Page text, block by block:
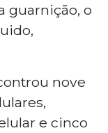
guarnição, o
nove
e cinco